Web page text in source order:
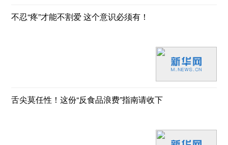
不忍“疼”才能不割爱 这个意识必须有！
舌尖莫任性！这份“反食品浪费”指南请收下